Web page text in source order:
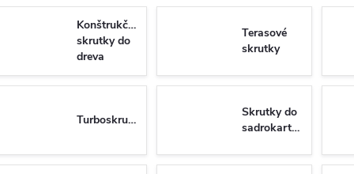
Konštrukčné
skrutky do
dreva
Terasové
skrutky
Turboskrutky
Skrutky do
sadrokartónu